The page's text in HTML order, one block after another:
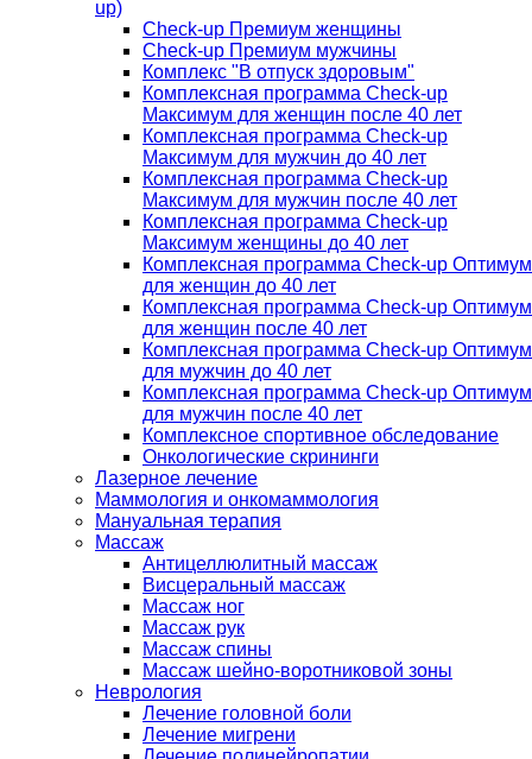
up)
Check-up Премиум женщины
Check-up Премиум мужчины
Комплекс "В отпуск здоровым"
Комплексная программа Check-up
Максимум для женщин после 40 лет
Комплексная программа Check-up
Максимум для мужчин до 40 лет
Комплексная программа Check-up
Максимум для мужчин после 40 лет
Комплексная программа Check-up
Максимум женщины до 40 лет
Комплексная программа Check-up Оптимум
для женщин до 40 лет
Комплексная программа Check-up Оптимум
для женщин после 40 лет
Комплексная программа Check-up Оптимум
для мужчин до 40 лет
Комплексная программа Check-up Оптимум
для мужчин после 40 лет
Комплексное спортивное обследование
Онкологические скрининги
Лазерное лечение
Маммология и онкомаммология
Мануальная терапия
Массаж
Антицеллюлитный массаж
Висцеральный массаж
Массаж ног
Массаж рук
Массаж спины
Массаж шейно-воротниковой зоны
Неврология
Лечение головной боли
Лечение мигрени